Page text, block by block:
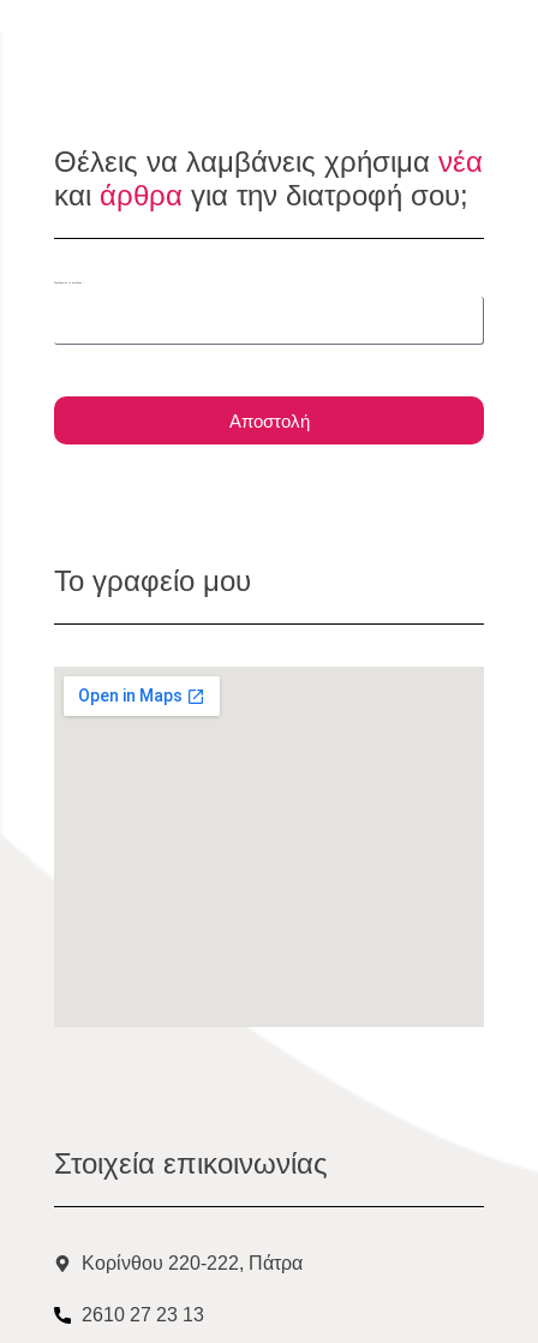
Θέλεις να λαμβάνεις χρήσιμα νέα
και άρθρα για την διατροφή σου;
Αποστολή
Το γραφείο μου
Στοιχεία επικοινωνίας
Κορίνθου 220-222, Πάτρα
2610 27 23 13